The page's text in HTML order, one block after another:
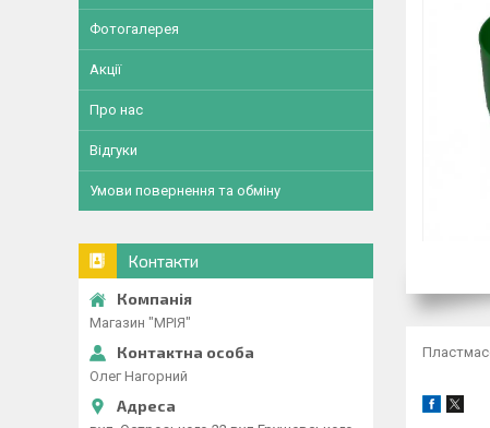
Фотогалерея
Акції
Про нас
Відгуки
Умови повернення та обміну
Контакти
Магазин "МРІЯ"
Олег Нагорний